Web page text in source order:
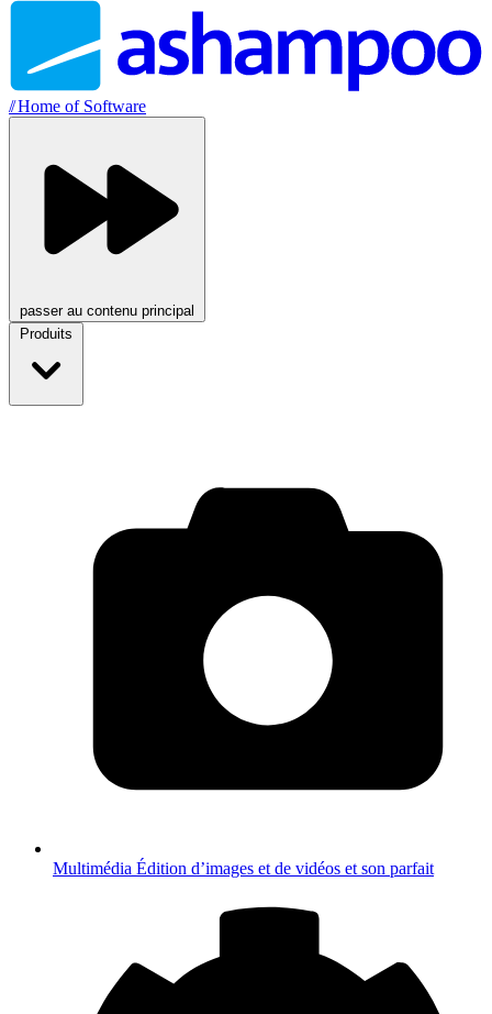
//Home of Software
passer au contenu principal
Produits
Multimédia Édition d’images et de vidéos et son parfait